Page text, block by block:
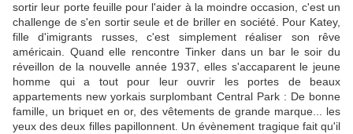
sortir leur porte feuille pour l'aider à la moindre occasion, c'est un
challenge de s'en sortir seule et de briller en société. Pour Katey,
fille d'imigrants russes, c'est simplement réaliser son rêve
américain. Quand elle rencontre Tinker dans un bar le soir du
réveillon de la nouvelle année 1937, elles s'accaparent le jeune
homme qui a tout pour leur ouvrir les portes de beaux
appartements new yorkais surplombant Central Park : De bonne
famille, un briquet en or, des vêtements de grande marque... les
yeux des deux filles papillonnent. Un évènement tragique fait qu'il